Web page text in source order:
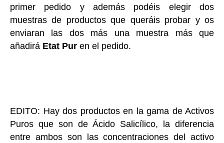
primer pedido y además podéis elegir dos
muestras de productos que queráis probar y os
enviaran las dos más una muestra más que
añadirá Etat Pur en el pedido.
EDITO: Hay dos productos en la gama de Activos
Puros que son de Ácido Salicílico, la diferencia
entre ambos son las concentraciones del activo